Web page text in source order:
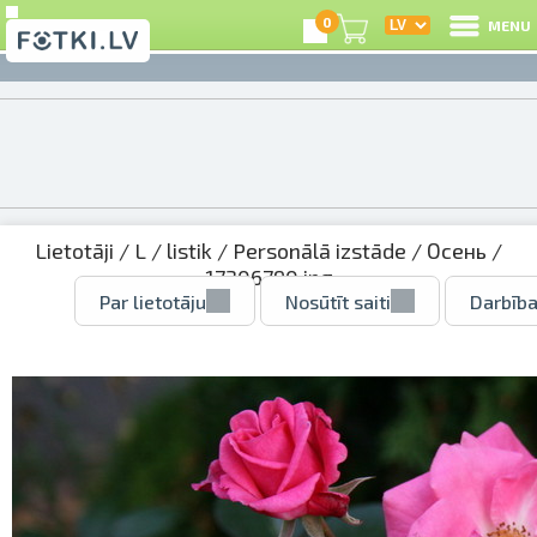
0 MENU
Lietotāji / L / listik / Personālā izstāde / Осень /
17306790.jpg
Par lietotāju Nosūtīt saiti